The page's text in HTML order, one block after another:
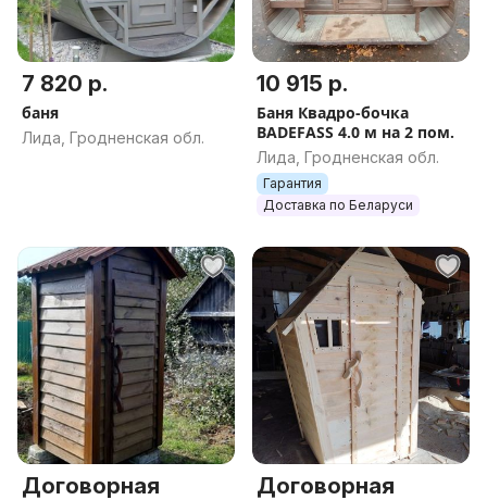
7 820 р.
баня
Лида, Гродненская обл.
10 915 р.
Баня Квадро-бочка
BADEFASS 4.0 м на 2 пом.
Лида, Гродненская обл.
Гарантия
Доставка по Беларуси
Договорная Договорная